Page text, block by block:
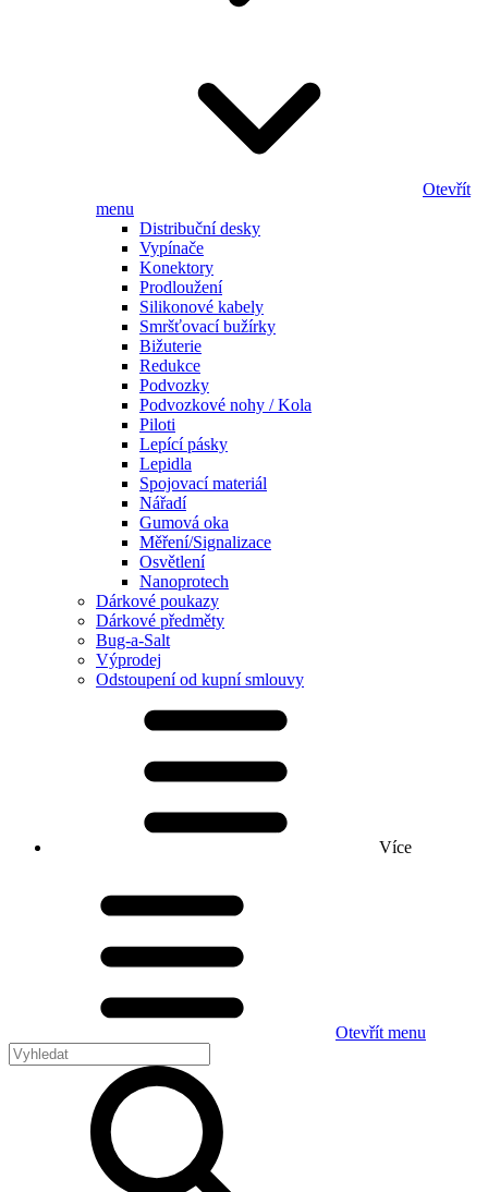
Otevřít
menu
Distribuční desky
Vypínače
Konektory
Prodloužení
Silikonové kabely
Smršťovací bužírky
Bižuterie
Redukce
Podvozky
Podvozkové nohy / Kola
Piloti
Lepící pásky
Lepidla
Spojovací materiál
Nářadí
Gumová oka
Měření/Signalizace
Osvětlení
Nanoprotech
Dárkové poukazy
Dárkové předměty
Bug-a-Salt
Výprodej
Odstoupení od kupní smlouvy
Více
Otevřít menu